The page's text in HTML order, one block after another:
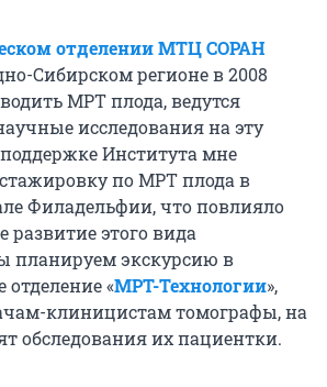
отделенииМТЦ СОРАН
Сибирском регионе в 2008
МРТ плода, ведутся
исследования на эту
Института мне
по МРТ плода в
Филадельфии, что повлияло
развитие этого вида
планируем экскурсию в
отделение «МРТ-Технологии»,
клиницистам томографы, на
обследования их пациентки.